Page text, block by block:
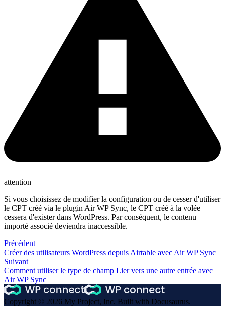
attention
Si vous choisissez de modifier la configuration ou de cesser d'utiliser
le CPT créé via le plugin Air WP Sync, le CPT créé à la volée
cessera d'exister dans WordPress. Par conséquent, le contenu
importé associé deviendra inaccessible.
Précédent
Créer des utilisateurs WordPress depuis Airtable avec Air WP Sync
Suivant
Comment utiliser le type de champ Lier vers une autre entrée avec
Air WP Sync
Copyright © 2026 My Project, Inc. Built with Docusaurus.